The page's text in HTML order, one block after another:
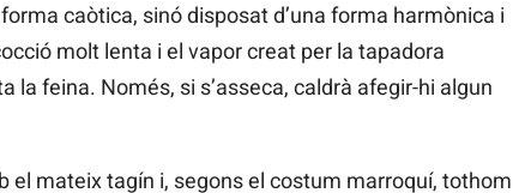
caòtica, sinó disposat d’una forma harmònica i
molt lenta i el vapor creat per la tapadora
la feina. Només, si s’asseca, caldrà afegir-hi algun
el mateix tagín i, segons el costum marroquí, tothom